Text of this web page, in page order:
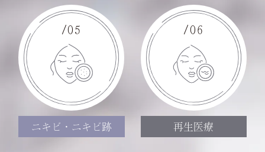
/05
ニキビ・ニキビ跡
/06
再生医療